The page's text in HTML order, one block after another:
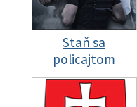
Staň sa
policajtom